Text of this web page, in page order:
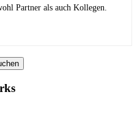
Partner als auch Kollegen.